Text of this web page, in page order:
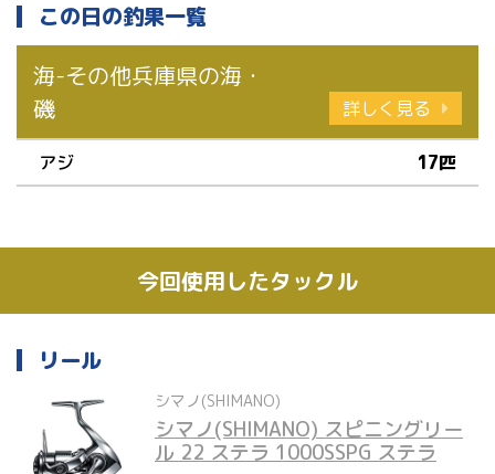
この日の釣果一覧
海-その他兵庫県の海・
磯
詳しく見る
アジ 17匹
今回使用したタックル
リール
シマノ(SHIMANO)
シマノ(SHIMANO) スピニングリー
ル 22 ステラ 1000SSPG ステラ